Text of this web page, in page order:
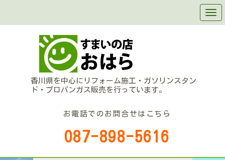
香川県を中心にリフォーム施工・ガソリンスタン
ド・プロパンガス販売を行っています。
お電話でのお問合せはこちら
087-898-5616